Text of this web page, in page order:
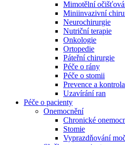
Naše specializované
specializaci a město, které
ambulance.
Mimotělní
Miniinvazivní
Neurochirurgie
Nutriční terapie
Onkologie
Ortopedie
Páteřní chirurgie
Péče o rány
Péče o stomii
Prevence a
Uzavírání ran
Péče o pacienty
Onemocnění
Chronické
Stomie
Vyprazdňování